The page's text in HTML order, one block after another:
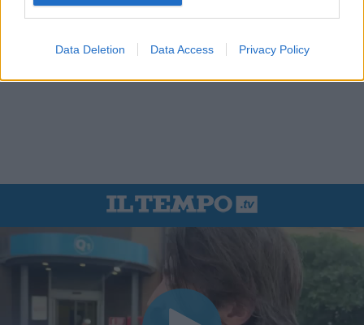
Data Deletion Data Access Privacy Policy